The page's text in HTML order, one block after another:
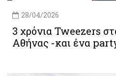
28/04/2026
3 χρόνια Tweezers
Αθήνας -και ένα